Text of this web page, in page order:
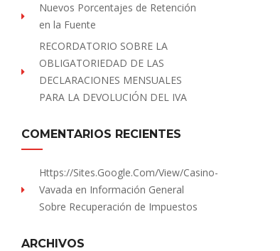
Nuevos Porcentajes de Retención
en la Fuente
RECORDATORIO SOBRE LA
OBLIGATORIEDAD DE LAS
DECLARACIONES MENSUALES
PARA LA DEVOLUCIÓN DEL IVA
COMENTARIOS RECIENTES
Https://sites.Google.com/view/Casino-
Vavada en Información General
Sobre Recuperación de Impuestos
ARCHIVOS